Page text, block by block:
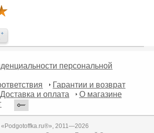
персональной
Гарантии и возврат
Доставка и оплата
О магазине
2011—2026